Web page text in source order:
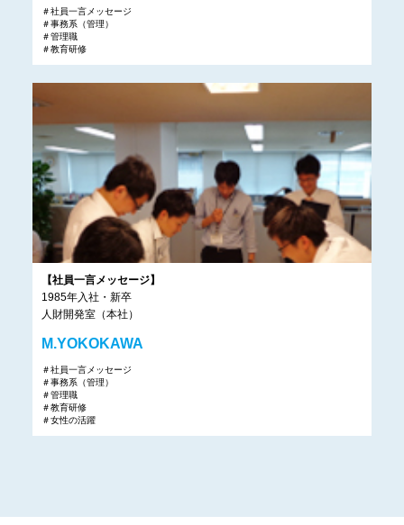
＃社員一言メッセージ
＃事務系（管理）
＃管理職
＃教育研修
【社員一言メッセージ】
1985年入社・新卒
人財開発室（本社）
M.YOKOKAWA
＃社員一言メッセージ
＃事務系（管理）
＃管理職
＃教育研修
＃女性の活躍